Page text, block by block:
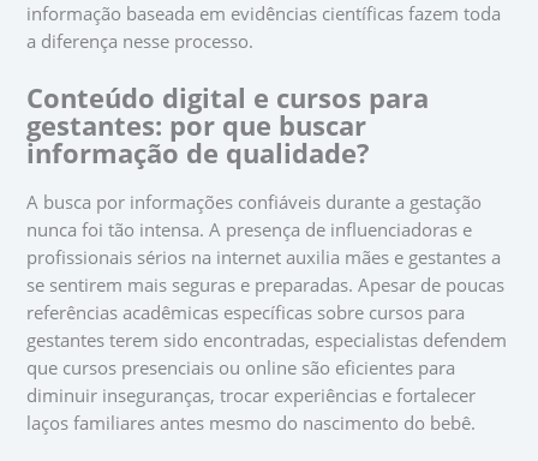
informação baseada em evidências científicas fazem toda
a diferença nesse processo.
Conteúdo digital e cursos para
gestantes: por que buscar
informação de qualidade?
A busca por informações confiáveis durante a gestação
nunca foi tão intensa. A presença de influenciadoras e
profissionais sérios na internet auxilia mães e gestantes a
se sentirem mais seguras e preparadas. Apesar de poucas
referências acadêmicas específicas sobre cursos para
gestantes terem sido encontradas, especialistas defendem
que cursos presenciais ou online são eficientes para
diminuir inseguranças, trocar experiências e fortalecer
laços familiares antes mesmo do nascimento do bebê.